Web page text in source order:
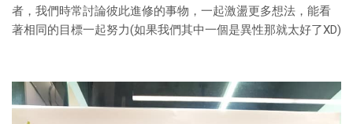
者，我們時常討論彼此進修的事物，一起激盪更多想法，能看
著相同的目標一起努力(如果我們其中一個是異性那就太好了XD)